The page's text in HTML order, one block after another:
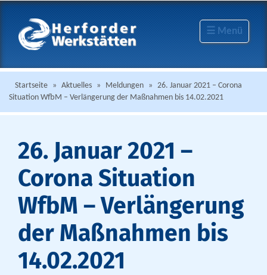
☰ Menü
Startseite » Aktuelles » Meldungen »
26. Januar 2021 – Corona
Situation WfbM – Verlängerung der Maßnahmen bis 14.02.2021
26. Januar 2021 –
Corona Situation
WfbM – Verlängerung
der Maßnahmen bis
14.02.2021